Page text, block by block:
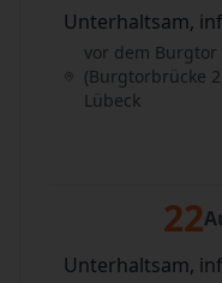
Unterhaltsam,
vor dem
(Burgtorbrücke
Lübeck
22
Unterhaltsam,